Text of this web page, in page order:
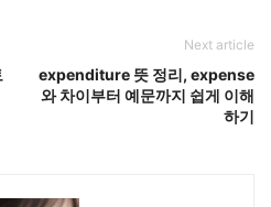
Next article
expenditure 뜻 정리, expense
와 차이부터 예문까지 쉽게 이해
하기